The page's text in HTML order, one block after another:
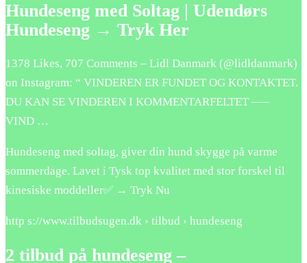
Hundeseng med Soltag | Udendørs
Hundeseng → Tryk Her
1378 Likes, 707 Comments – Lidl Danmark (@lidldanmark)
on Instagram: “ VINDEREN ER FUNDET OG KONTAKTET.
DU KAN SE VINDEREN I KOMMENTARFELTET —–
VIND …
Hundeseng med soltag, giver din hund skygge på varme
sommerdage. Lavet i Tysk top kvalitet med stor forskel til
kinesiske moddeller✅ → Tryk Nu
http s://www.tilbudsugen.dk › tilbud › hundeseng
2 tilbud på hundeseng –